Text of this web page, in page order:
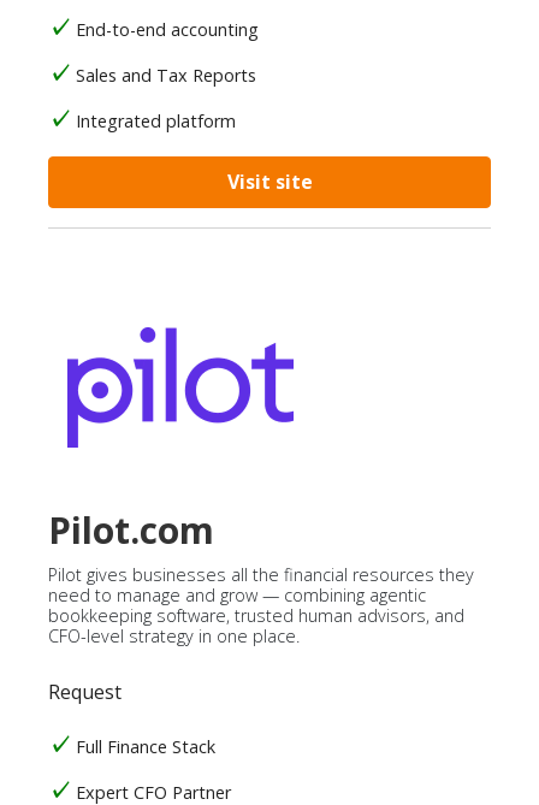
End-to-end accounting
Sales and Tax Reports
Integrated platform
Visit site
Pilot.com
Pilot gives businesses all the financial resources they
need to manage and grow — combining agentic
bookkeeping software, trusted human advisors, and
CFO-level strategy in one place.
Request
Full Finance Stack
Expert CFO Partner